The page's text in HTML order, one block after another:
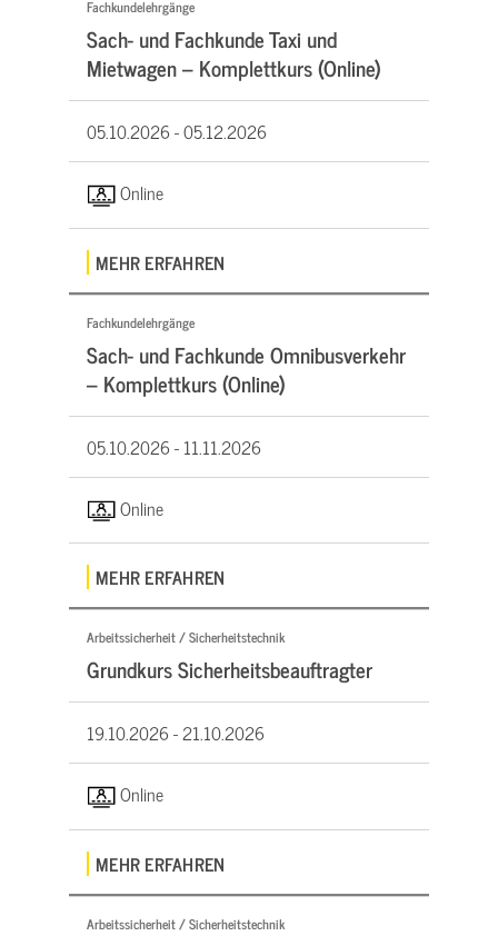
Fachkundelehrgänge
Sach- und Fachkunde Taxi und
Mietwagen – Komplettkurs (Online)
05.10.2026 -05.12.2026
Online
MEHR ERFAHREN
Fachkundelehrgänge
Sach- und Fachkunde Omnibusverkehr
– Komplettkurs (Online)
05.10.2026 -11.11.2026
Online
MEHR ERFAHREN
Arbeitssicherheit / Sicherheitstechnik
Grundkurs Sicherheitsbeauftragter
19.10.2026 -21.10.2026
Online
MEHR ERFAHREN
Arbeitssicherheit / Sicherheitstechnik